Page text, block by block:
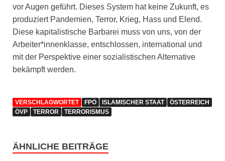
vor Augen geführt. Dieses System hat keine Zukunft, es
produziert Pandemien, Terror, Krieg, Hass und Elend.
Diese kapitalistische Barbarei muss von uns, von der
Arbeiter*innenklasse, entschlossen, international und
mit der Perspektive einer sozialistischen Alternative
bekämpft werden.
VERSCHLAGWORTET FPÖ ISLAMISCHER STAAT
ÖSTERREICH
ÖVP
TERROR TERRORISMUS
ÄHNLICHE BEITRÄGE